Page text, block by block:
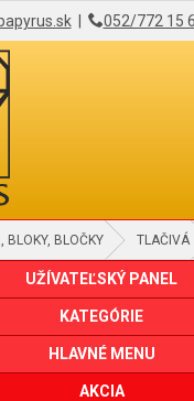
| 052/772 15
BLOKY, BLOČKY TLAČIVÁ
UŽÍVATEĽSKÝ PANEL
KATEGÓRIE
HLAVNÉ MENU
AKCIA